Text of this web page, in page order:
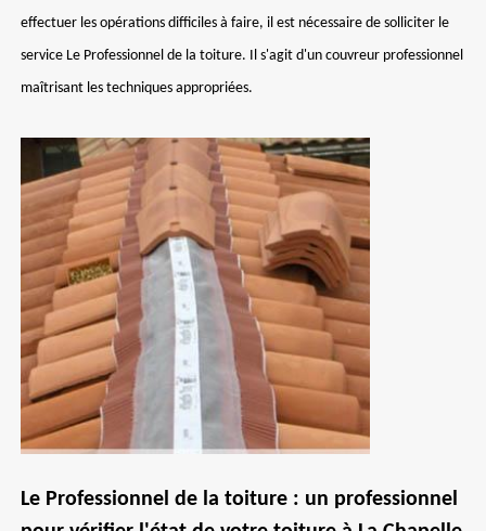
effectuer les opérations difficiles à faire, il est nécessaire de solliciter le
service Le Professionnel de la toiture. Il s'agit d'un couvreur professionnel
maîtrisant les techniques appropriées.
Le Professionnel de la toiture : un professionnel